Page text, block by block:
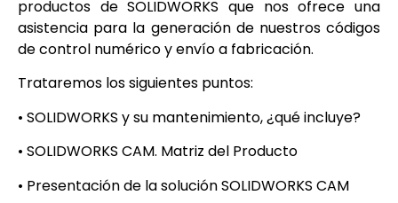
productos de SOLIDWORKS que nos ofrece una
asistencia para la generación de nuestros códigos
de control numérico y envío a fabricación.
Trataremos los siguientes puntos:
• SOLIDWORKS y su mantenimiento, ¿qué incluye?
• SOLIDWORKS CAM. Matriz del Producto
• Presentación de la solución SOLIDWORKS CAM